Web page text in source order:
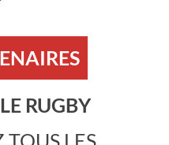
RUGBY
TOUS LES